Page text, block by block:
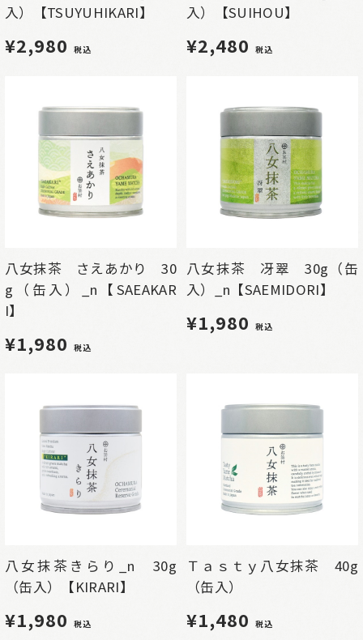
入）【TSUYUHIKARI】
¥2,980 税込
入）【SUIHOU】
¥2,480 税込
八女抹茶 さえあかり 30
g（缶入）_n【SAEAKAR
I】
¥1,980 税込
八女抹茶 冴翠 30g（缶
入）_n【SAEMIDORI】
¥1,980 税込
八女抹茶きらり_n 30g
（缶入）【KIRARI】
¥1,980 税込
Ｔａｓｔｙ八女抹茶 40g
（缶入）
¥1,480 税込